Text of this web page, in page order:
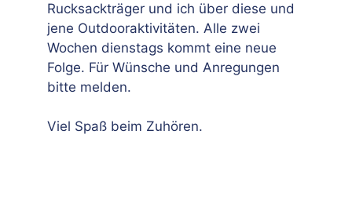
Rucksackträger und ich über diese und
jene Outdooraktivitäten. Alle zwei
Wochen dienstags kommt eine neue
Folge. Für Wünsche und Anregungen
bitte melden.
Viel Spaß beim Zuhören.